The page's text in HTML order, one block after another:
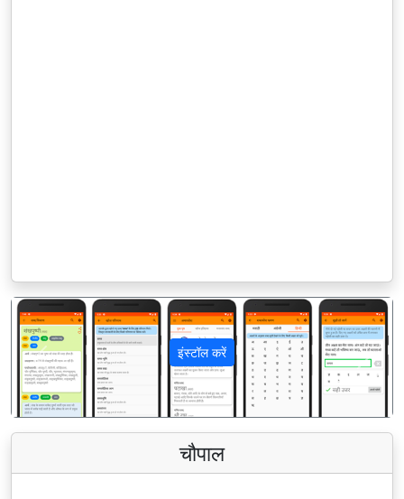
इंस्टॉल करें
पिछला अगला
चौपाल